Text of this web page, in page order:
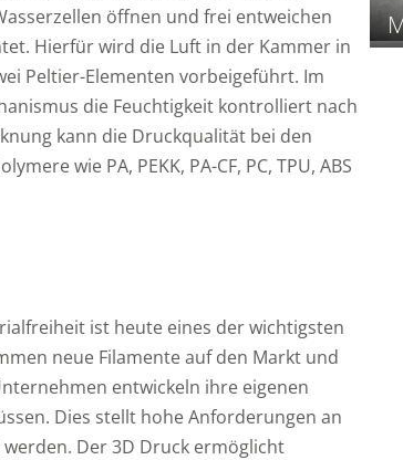
öffnen und frei entweichen
Hierfür wird die Luft in der Kammer in
Peltier-Elementen vorbeigeführt. Im
die Feuchtigkeit kontrolliert nach
kann die Druckqualität bei den
wie PA, PEKK, PA-CF, PC, TPU, ABS
ist heute eines der wichtigsten
neue Filamente auf den Markt und
entwickeln ihre eigenen
Dies stellt hohe Anforderungen an
Der 3D Druck ermöglicht